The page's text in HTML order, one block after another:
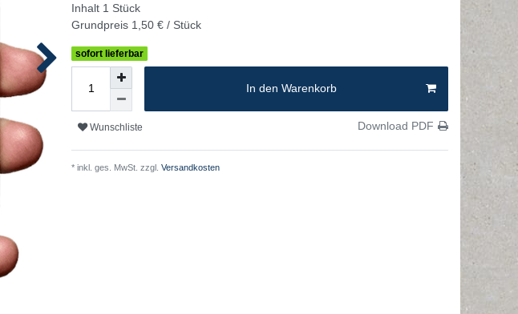
Inhalt 1 Stück
Grundpreis 1,50 € / Stück
sofort lieferbar
In den Warenkorb
Wunschliste Download PDF
* inkl. ges. MwSt. zzgl. Versandkosten